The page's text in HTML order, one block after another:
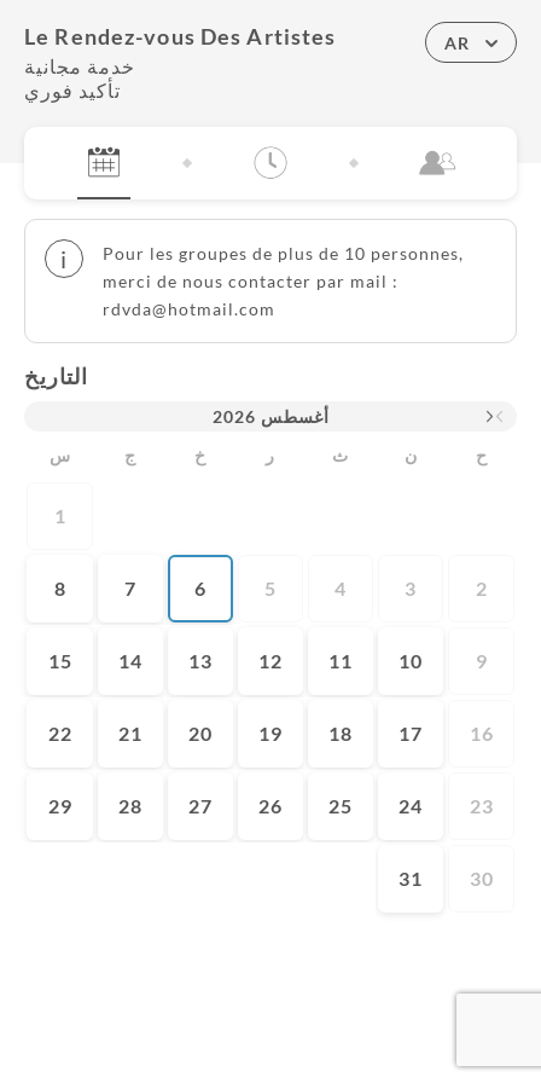
Le Rendez-vous Des Artistes
خدمة مجانية
تأكيد فوري
AR
i
Pour les groupes de plus de 10 personnes,
merci de nous contacter par mail :
rdvda@hotmail.com
التاريخ
أغسطس 2026
ح
ن ث ر خ ج س
1
2
3
4
5
6
7
8
9
10
11
12
13
14
15
16
17
18
19
20
21
22
23
24
25
26
27
28
29
30
31